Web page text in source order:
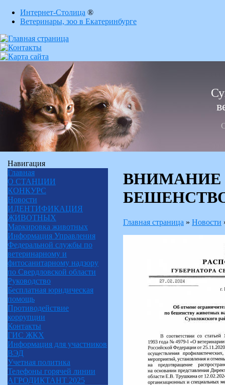
Интернет-Столица ®
Ветеринары, зоо в Екатеринбурге
Навигация
Главная
О СТАНЦИИ
КОНКУРС
Новости
ИДЕНТИФИКАЦИЯ
ЖИВОТНЫХ
Маркировка животных
Информация Управления
Федеральной службы по
ветеринарному и
фитосанитарному надзору
по Свердловской области
Руководство
Бесплатная юридическая
помощь
Противодействие
коррупции
Контакты
ГИС ЖКХ
Информация для участников
ВЭД
Учетная политика
Телефоны горячей линии
АГРОДИКТАНТ 2025
ВНИМАНИЕ
Главная страница » Новости